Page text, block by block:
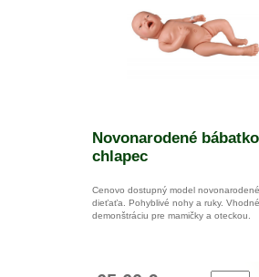
Novonarodené
chlapec
Cenovo dostupný model
dieťaťa. Pohyblivé nohy a ruky.
demonštráciu pre mamičky a oteckou.